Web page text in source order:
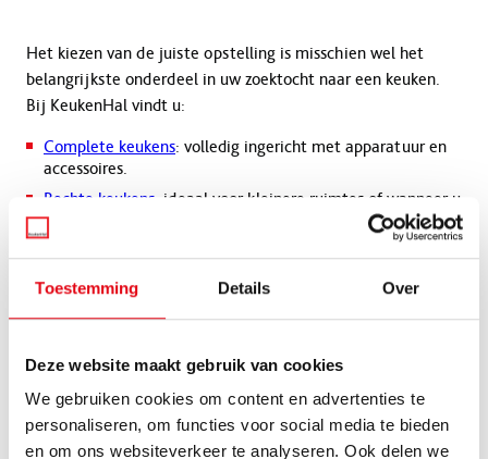
Toestemming Details Over
Deze website maakt gebruik van cookies
We gebruiken cookies om content en advertenties te
personaliseren, om functies voor social media te bieden
en om ons websiteverkeer te analyseren. Ook delen we
Het kiezen van de juiste opstelling is misschien wel het
belangrijkste onderdeel in uw zoektocht naar een keuken.
Bij KeukenHal vindt u:
Complete keukens: volledig ingericht met apparatuur en
accessoires.
Rechte keukens : ideaal voor kleinere ruimtes of wanneer u
een strakke en overzichtelijke keuken wenst.
Welke opstelling u ook kiest, wij zorgen ervoor dat uw
moet goed voelen en fijn zijn om in te koken of gezellig te
kunnen praten met u geliefde over uw dag.